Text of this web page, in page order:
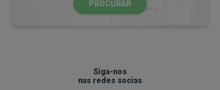
casos, variando muito de pessoa para pessoa.
gerido com sucesso.
PROCURAR
Siga-nos
nas redes socias